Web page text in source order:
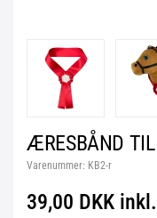
ÆRESBÅND
Varenummer: KB2-r
39,00 DKK